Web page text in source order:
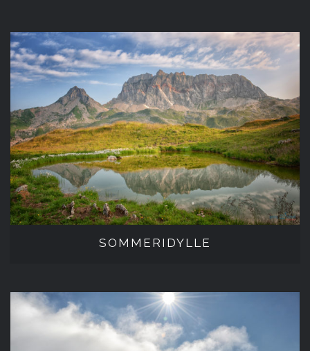
SOMMERIDYLLE
SOMMERIDYLLE